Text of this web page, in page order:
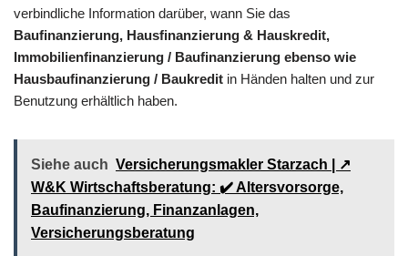
verbindliche Information darüber, wann Sie das
Baufinanzierung, Hausfinanzierung & Hauskredit,
Immobilienfinanzierung / Baufinanzierung ebenso wie
Hausbaufinanzierung / Baukredit in Händen halten und zur
Benutzung erhältlich haben.
Siehe auch Versicherungsmakler Starzach | ↗️
W&K Wirtschaftsberatung: ✔️ Altersvorsorge,
Baufinanzierung, Finanzanlagen,
Versicherungsberatung